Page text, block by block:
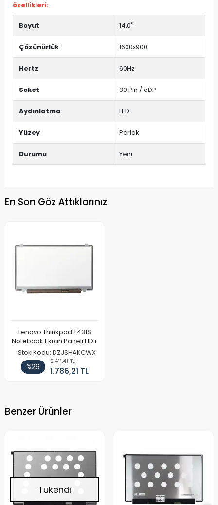
özellikleri:
Boyut 14.0''
Çözünürlük 1600x900
Hertz 60Hz
Soket 30 Pin / eDP
Aydınlatma LED
Yüzey Parlak
Durumu Yeni
En Son Göz Attıklarınız
Lenovo Thinkpad T431S
Notebook Ekran Paneli HD+
Stok Kodu: DZJSHAKCWX
%26
2.411,41 TL
1.786,21 TL
Benzer Ürünler
Tükendi